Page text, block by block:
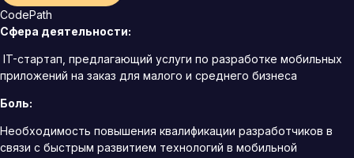
CodePath
Сфера деятельности:
IT-стартап, предлагающий услуги по разработке мобильных
приложений на заказ для малого и среднего бизнеса
Боль:
Необходимость повышения квалификации разработчиков в
связи с быстрым развитием технологий в мобильной